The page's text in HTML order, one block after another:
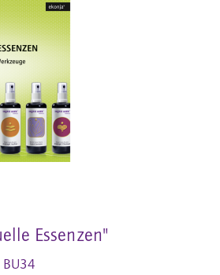
Essenzen"
BU34